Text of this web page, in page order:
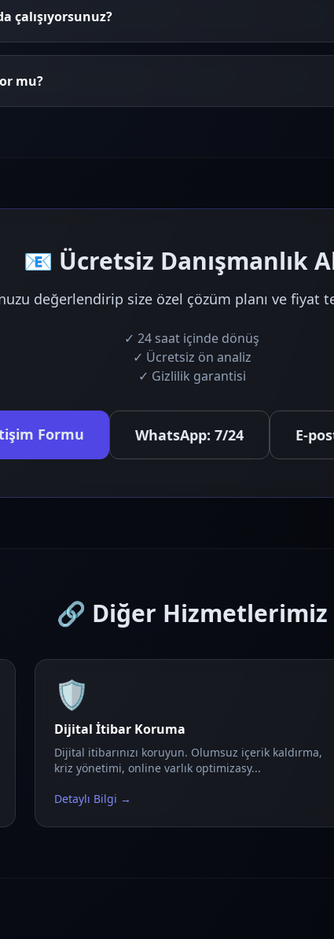
çalışıyorsunuz?
mu?
📧 Ücretsiz Danışmanlık
değerlendirip size özel çözüm planı ve fiyat
✓ 24 saat içinde dönüş
✓ Ücretsiz ön analiz
✓ Gizlilik garantisi
Formu WhatsApp: 7/24 E-
🔗 Diğer Hizmetlerimiz
🛡️
Dijital İtibar Koruma
Dijital itibarınızı koruyun. Olumsuz içerik kaldırma,
kriz yönetimi, online varlık optimizasy...
Detaylı Bilgi →